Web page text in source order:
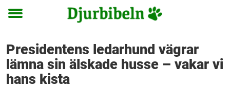
Toggle
Presidentens ledarhund vägrar
lämna sin älskade husse – vakar vi
hans kista